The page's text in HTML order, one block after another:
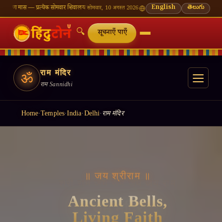
सोमवार शिवालय दर्शन का महत्व🌸 गणेश चतुर्थी — भाद्रपद शुक्ल चतुर्थी⛩ काशी विश्वनाथ — आज
सोमवार, 10 अगस्त 2026 English తెలుగు
🔍 सूचनाएँ पाएँ
ॐ राम मंदिर
राम Sannidhi
Home·Temples·India· Delhi· राम मंदिर
॥ जय श्रीराम ॥
Ancient Bells,
Living Faith